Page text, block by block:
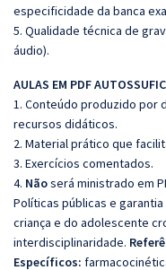
especificidade da banca
5. Qualidade técnica de
áudio).
AULAS EM PDF
1. Conteúdo produzido por
recursos didáticos.
2. Material prático que
3. Exercícios comentados.
4. Nãoserá ministrado em
Políticas públicas e
criança e do adolescente
interdisciplinaridade.
Específicos: